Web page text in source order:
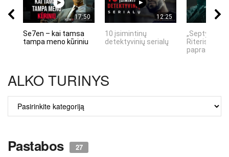
17:50
Se7en – kai tamsa
tampa meno kūriniu
12:25
10 įsimintinų
detektyvinių serialų
„Septynių
Riteris" – kai
ALKO TURINYS
ALKO
TURINYS
Pastabos 27